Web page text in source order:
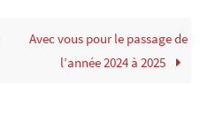
Avec vous pour le passage de
l’année 2024 à 2025